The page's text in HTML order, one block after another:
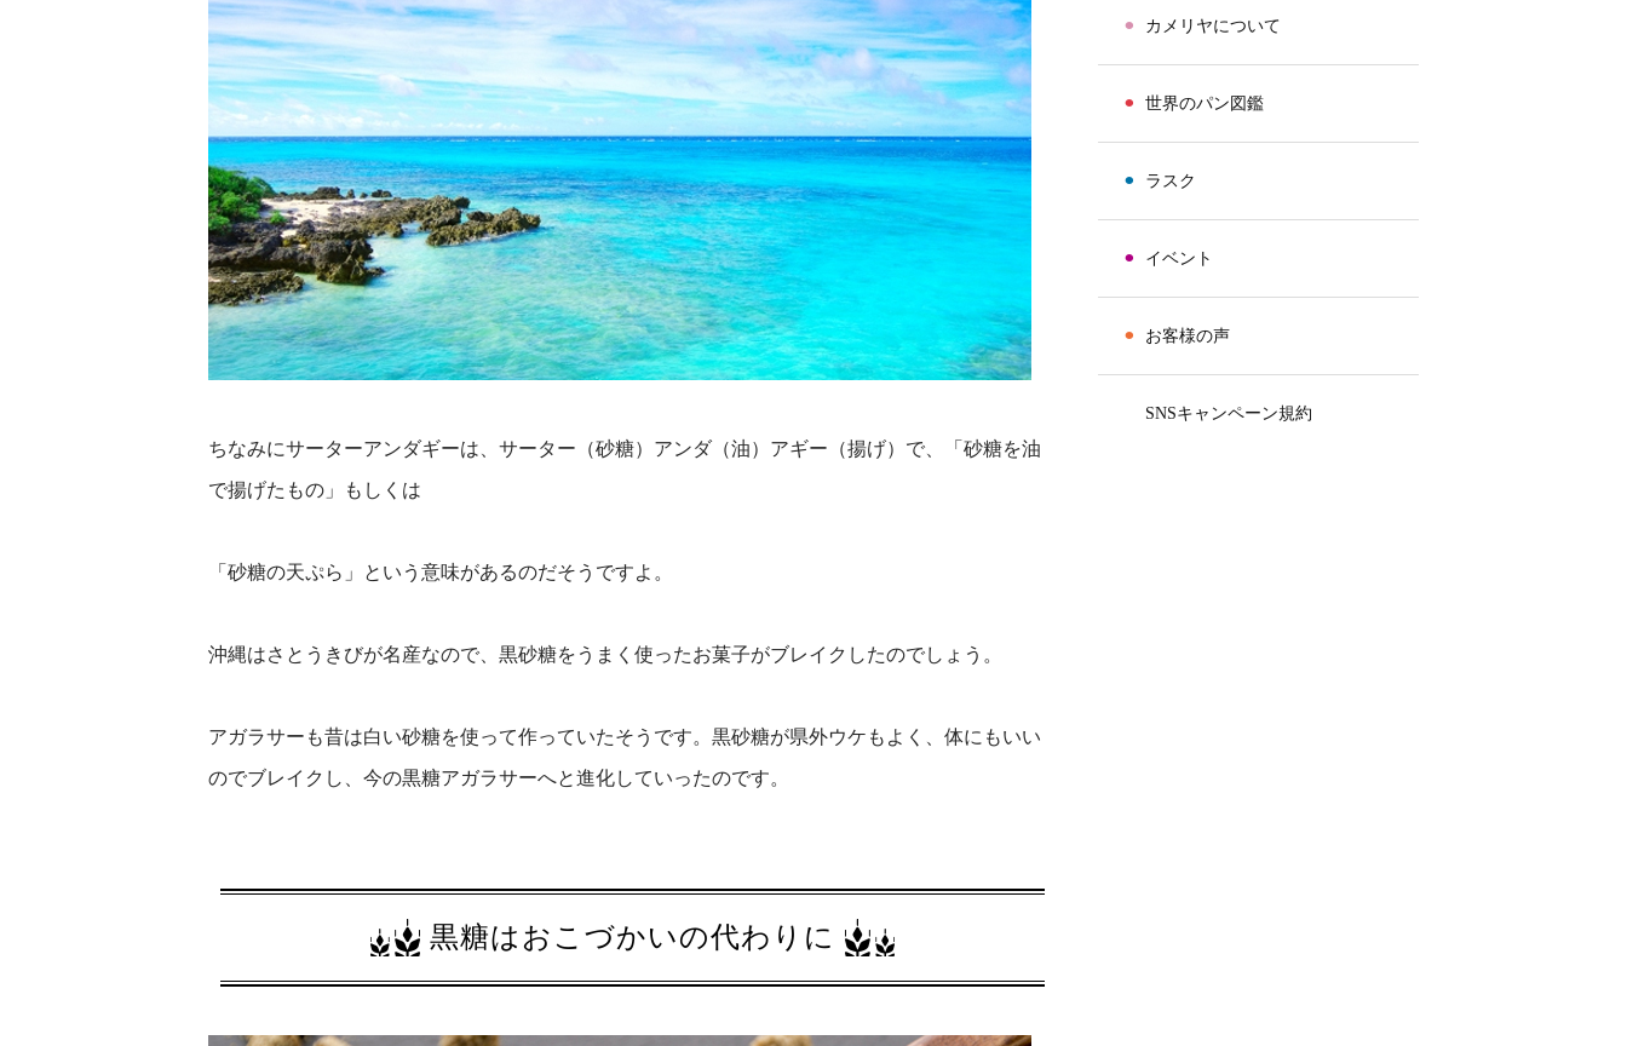
ちなみにサーターアンダギーは、サーター（砂糖）アンダ（油）アギー（揚げ）で、「砂糖を油
で揚げたもの」もしくは
「砂糖の天ぷら」という意味があるのだそうですよ。
沖縄はさとうきびが名産なので、黒砂糖をうまく使ったお菓子がブレイクしたのでしょう。
アガラサーも昔は白い砂糖を使って作っていたそうです。黒砂糖が県外ウケもよく、体にもいい
のでブレイクし、今の黒糖アガラサーへと進化していったのです。
黒糖はおこづかいの代わりに
⚫︎ カメリヤについて
⚫︎ 世界のパン図鑑
⚫︎ ラスク
⚫︎ イベント
⚫︎ お客様の声
SNSキャンペーン規約